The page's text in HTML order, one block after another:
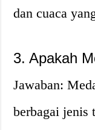
dan cuaca
3. Apakah
Jawaban:
berbagai jenis